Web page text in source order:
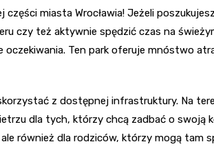
miasta Wrocławia! Jeżeli
czy też aktywnie spędzić czas na
oczekiwania. Ten park oferuje mnóstwo
z dostępnej infrastruktury. Na
dla tych, którzy chcą zadbać o swoją
również dla rodziców, którzy mogą tam